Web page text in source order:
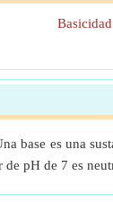
Basicidad
base es una
pH de 7 es